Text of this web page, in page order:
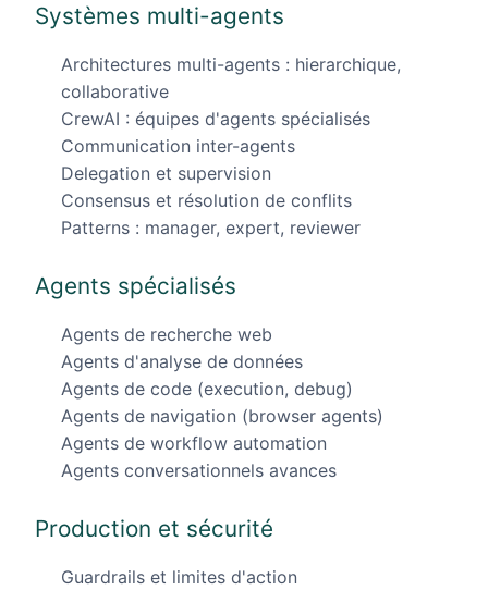
Systèmes multi-agents
Architectures multi-agents : hierarchique,
collaborative
CrewAI : équipes d'agents spécialisés
Communication inter-agents
Delegation et supervision
Consensus et résolution de conflits
Patterns : manager, expert, reviewer
Agents spécialisés
Agents de recherche web
Agents d'analyse de données
Agents de code (execution, debug)
Agents de navigation (browser agents)
Agents de workflow automation
Agents conversationnels avances
Production et sécurité
Guardrails et limites d'action